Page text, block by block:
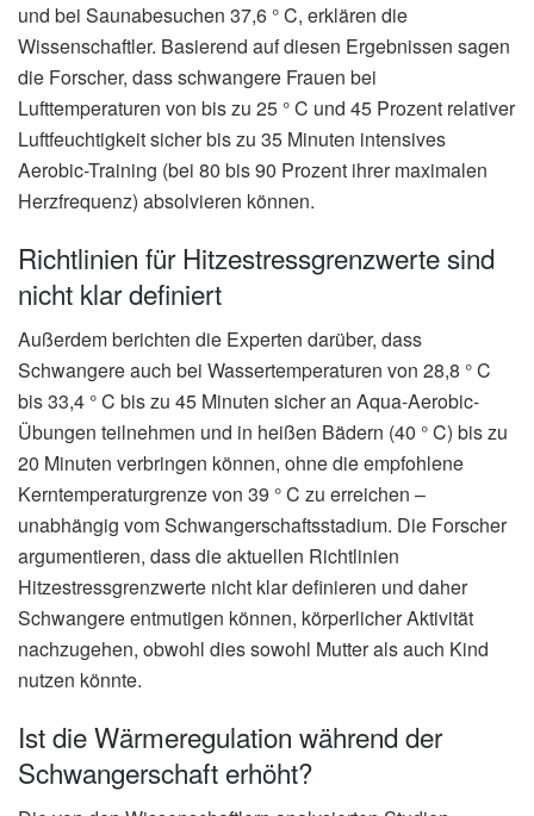
und bei Saunabesuchen 37,6 ° C, erklären die
Wissenschaftler. Basierend auf diesen Ergebnissen sagen
die Forscher, dass schwangere Frauen bei
Lufttemperaturen von bis zu 25 ° C und 45 Prozent relativer
Luftfeuchtigkeit sicher bis zu 35 Minuten intensives
Aerobic-Training (bei 80 bis 90 Prozent ihrer maximalen
Herzfrequenz) absolvieren können.
Richtlinien für Hitzestressgrenzwerte sind
nicht klar definiert
Außerdem berichten die Experten darüber, dass
Schwangere auch bei Wassertemperaturen von 28,8 ° C
bis 33,4 ° C bis zu 45 Minuten sicher an Aqua-Aerobic-
Übungen teilnehmen und in heißen Bädern (40 ° C) bis zu
20 Minuten verbringen können, ohne die empfohlene
Kerntemperaturgrenze von 39 ° C zu erreichen –
unabhängig vom Schwangerschaftsstadium. Die Forscher
argumentieren, dass die aktuellen Richtlinien
Hitzestressgrenzwerte nicht klar definieren und daher
Schwangere entmutigen können, körperlicher Aktivität
nachzugehen, obwohl dies sowohl Mutter als auch Kind
nutzen könnte.
Ist die Wärmeregulation während der
Schwangerschaft erhöht?